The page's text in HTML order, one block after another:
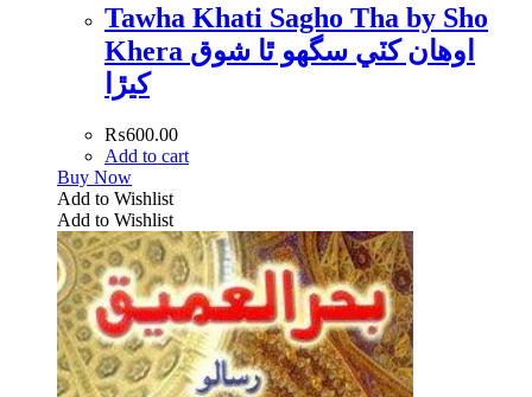
Tawha Khati Sagho Tha by Sho
Khera اوھان کٽي سگھو ٿا شوق
کيڙا
₨600.00
Add to cart
Buy Now
Add to Wishlist
Add to Wishlist